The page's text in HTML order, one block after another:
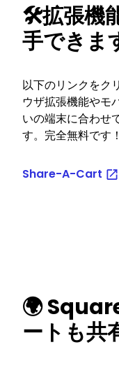
🛠️拡張機
手できま
以下のリンクをク
ウザ拡張機能やモ
いの端末に合わせ
す。完全無料です！
Share-A-Cart
🌍
ートも共